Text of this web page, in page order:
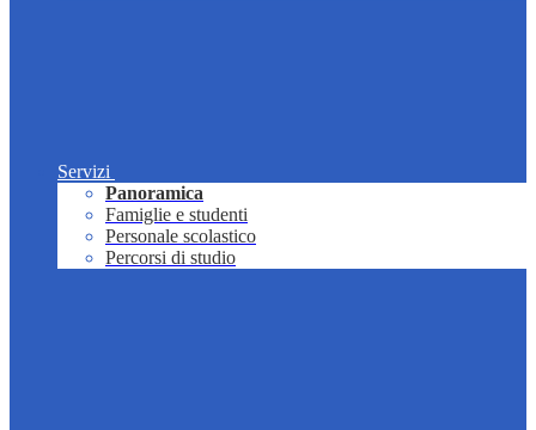
Servizi
Panoramica
Famiglie e studenti
Personale scolastico
Percorsi di studio